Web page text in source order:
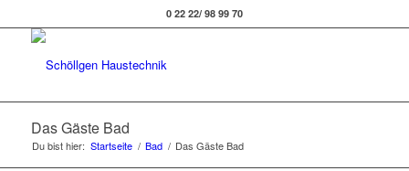
0 22 22/ 98 99 70
Das Gäste Bad
Du bist hier: Startseite / Bad / Das Gäste Bad